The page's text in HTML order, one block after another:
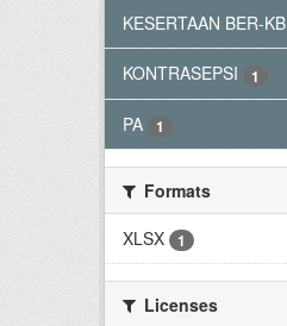
KESERTAAN BER-KB
KONTRASEPSI 1
PA 1
Formats
XLSX
1
Licenses